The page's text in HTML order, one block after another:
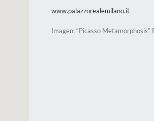
www.palazzorealemilano.it
Imagen: “Picasso Metamorphosis”